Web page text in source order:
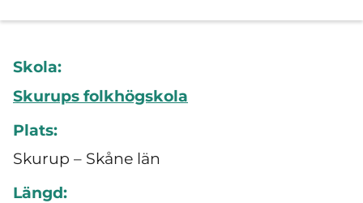
Skola:
Skurups folkhögskola
Plats:
Skurup – Skåne län
Längd: